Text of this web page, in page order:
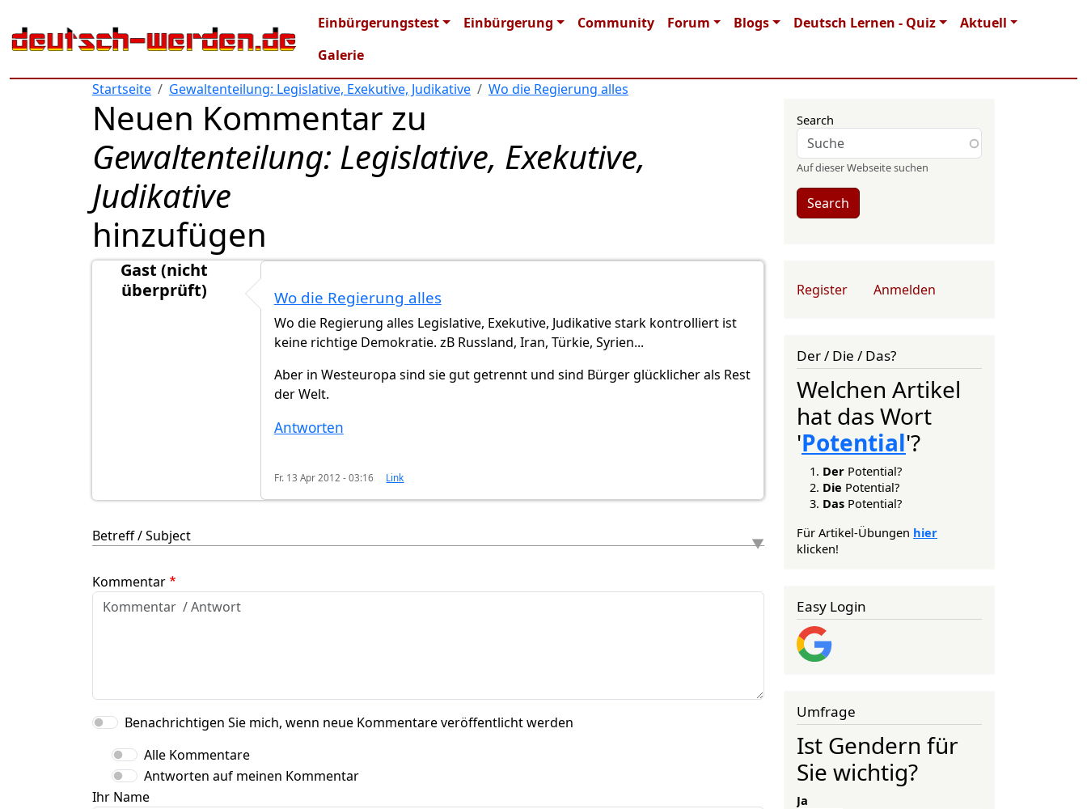
Main navigation
Einbürgerungstest Einbürgerung Community Forum Blogs Deutsch Lernen - Quiz
Aktuell
Galerie
Startseite
Gewaltenteilung: Legislative, Exekutive, Judikative Wo die Regierung alles
Neuen Kommentar zu
Gewaltenteilung: Legislative, Exekutive,
Judikative
hinzufügen
Gast (nicht
überprüft)
Wo die Regierung alles
Wo die Regierung alles Legislative, Exekutive, Judikative stark kontrolliert ist
keine richtige Demokratie. zB Russland, Iran, Türkie, Syrien...
Aber in Westeuropa sind sie gut getrennt und sind Bürger glücklicher als Rest
der Welt.
Antworten
Fr. 13 Apr 2012 - 03:16 Link
Betreff / Subject
Kommentar
Benachrichtigen Sie mich, wenn neue Kommentare veröffentlicht werden
Alle Kommentare
Antworten auf meinen Kommentar
Ihr Name
Search
Auf dieser Webseite suchen
Search
User account menu
Register Anmelden
Der / Die / Das?
Welchen Artikel
hat das Wort
'Potential'?
Der Potential?
Die Potential?
Das Potential?
Für Artikel-Übungen hier
klicken!
Easy Login
Umfrage
Ist Gendern für
Sie wichtig?
Ja